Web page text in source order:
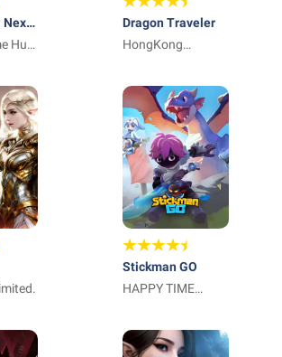
Next
Hub
Dragon Traveler
HongKong
Stickman GO
HAPPY TIME